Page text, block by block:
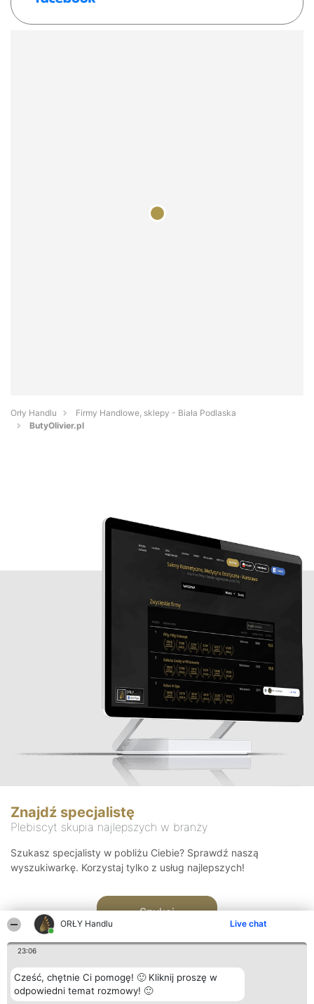
ORŁY Handlu Live chat
23:06
Cześć, chętnie Ci pomogę! 🙂 Kliknij proszę w
odpowiedni temat rozmowy! 🙂
Orły Handlu
Firmy Handlowe, sklepy - Biała Podlaska
ButyOlivier.pl
Znajdź specjalistę
Plebiscyt skupia najlepszych w branży
Szukasz specjalisty w pobliżu Ciebie? Sprawdź naszą
wyszukiwarkę. Korzystaj tylko z usług najlepszych!
Szukaj